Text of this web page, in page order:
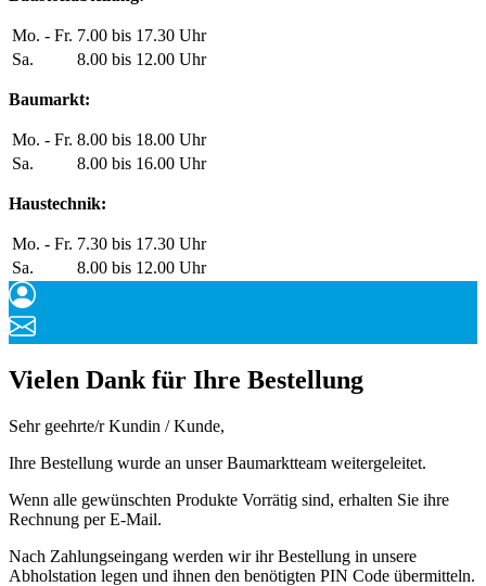
Mo. - Fr. 7.00 bis 17.30 Uhr
Sa.
8.00 bis 12.00 Uhr
Baumarkt:
Mo. - Fr. 8.00 bis 18.00 Uhr
Sa.
8.00 bis 16.00 Uhr
Haustechnik:
Mo. - Fr. 7.30 bis 17.30 Uhr
Sa.
8.00 bis 12.00 Uhr
Vielen Dank für Ihre Bestellung
Sehr geehrte/r Kundin / Kunde,
Ihre Bestellung wurde an unser Baumarktteam weitergeleitet.
Wenn alle gewünschten Produkte Vorrätig sind, erhalten Sie ihre
Rechnung per E-Mail.
Nach Zahlungseingang werden wir ihr Bestellung in unsere
Abholstation legen und ihnen den benötigten PIN Code übermitteln.